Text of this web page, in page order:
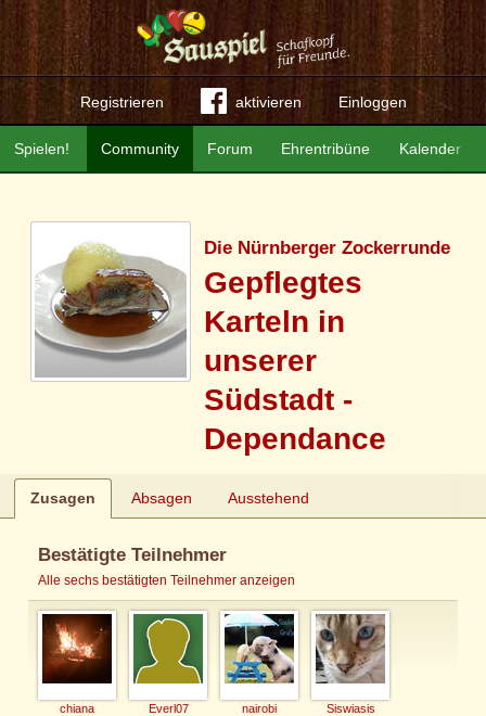
Registrieren aktivieren Einloggen
Community Forum Ehrentribüne Kalender
Spielen!
Die Nürnberger Zockerrunde
Gepflegtes
Karteln in
unserer
Südstadt -
Dependance
Zusagen Absagen Ausstehend
Bestätigte Teilnehmer
Alle sechs bestätigten Teilnehmer anzeigen
chiana Everl07 nairobi Siswiasis